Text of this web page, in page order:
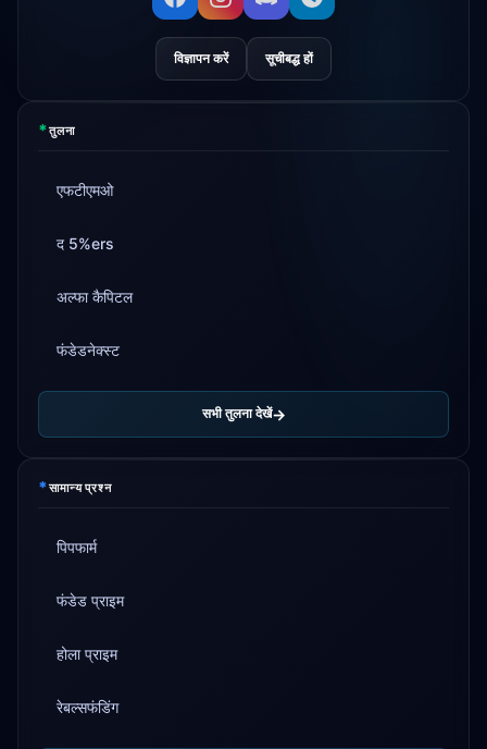
विज्ञापन करें सूचीबद्ध हों
*तुलना
एफटीएमओ
द 5%ers
अल्फा कैपिटल
फंडेडनेक्स्ट
सभी तुलना देखें
*सामान्य प्रश्न
पिपफार्म
फंडेड प्राइम
होला प्राइम
रेबल्सफंडिंग